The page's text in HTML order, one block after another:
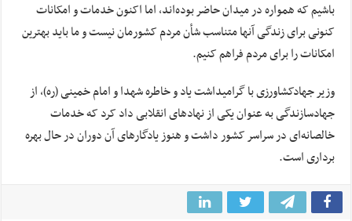
باشیم که همواره در میدان حاضر بوده‌اند، اما اکنون خدمات و امکانات
کنونی برای زندگی آنها متناسب شأن مردم کشورمان نیست و ما باید بهترین
امکانات را برای مردم فراهم کنیم.
وزیر جهادکشاورزی با گرامیداشت یاد و خاطره شهدا و امام خمینی (ره)، از
جهادسازندگی به عنوان یکی از نهاد‌های انقلابی داد کرد که خدمات
خالصانه‌ای در سراسر کشور داشت و هنوز یادگار‌های آن دوران در حال بهره
برداری است.